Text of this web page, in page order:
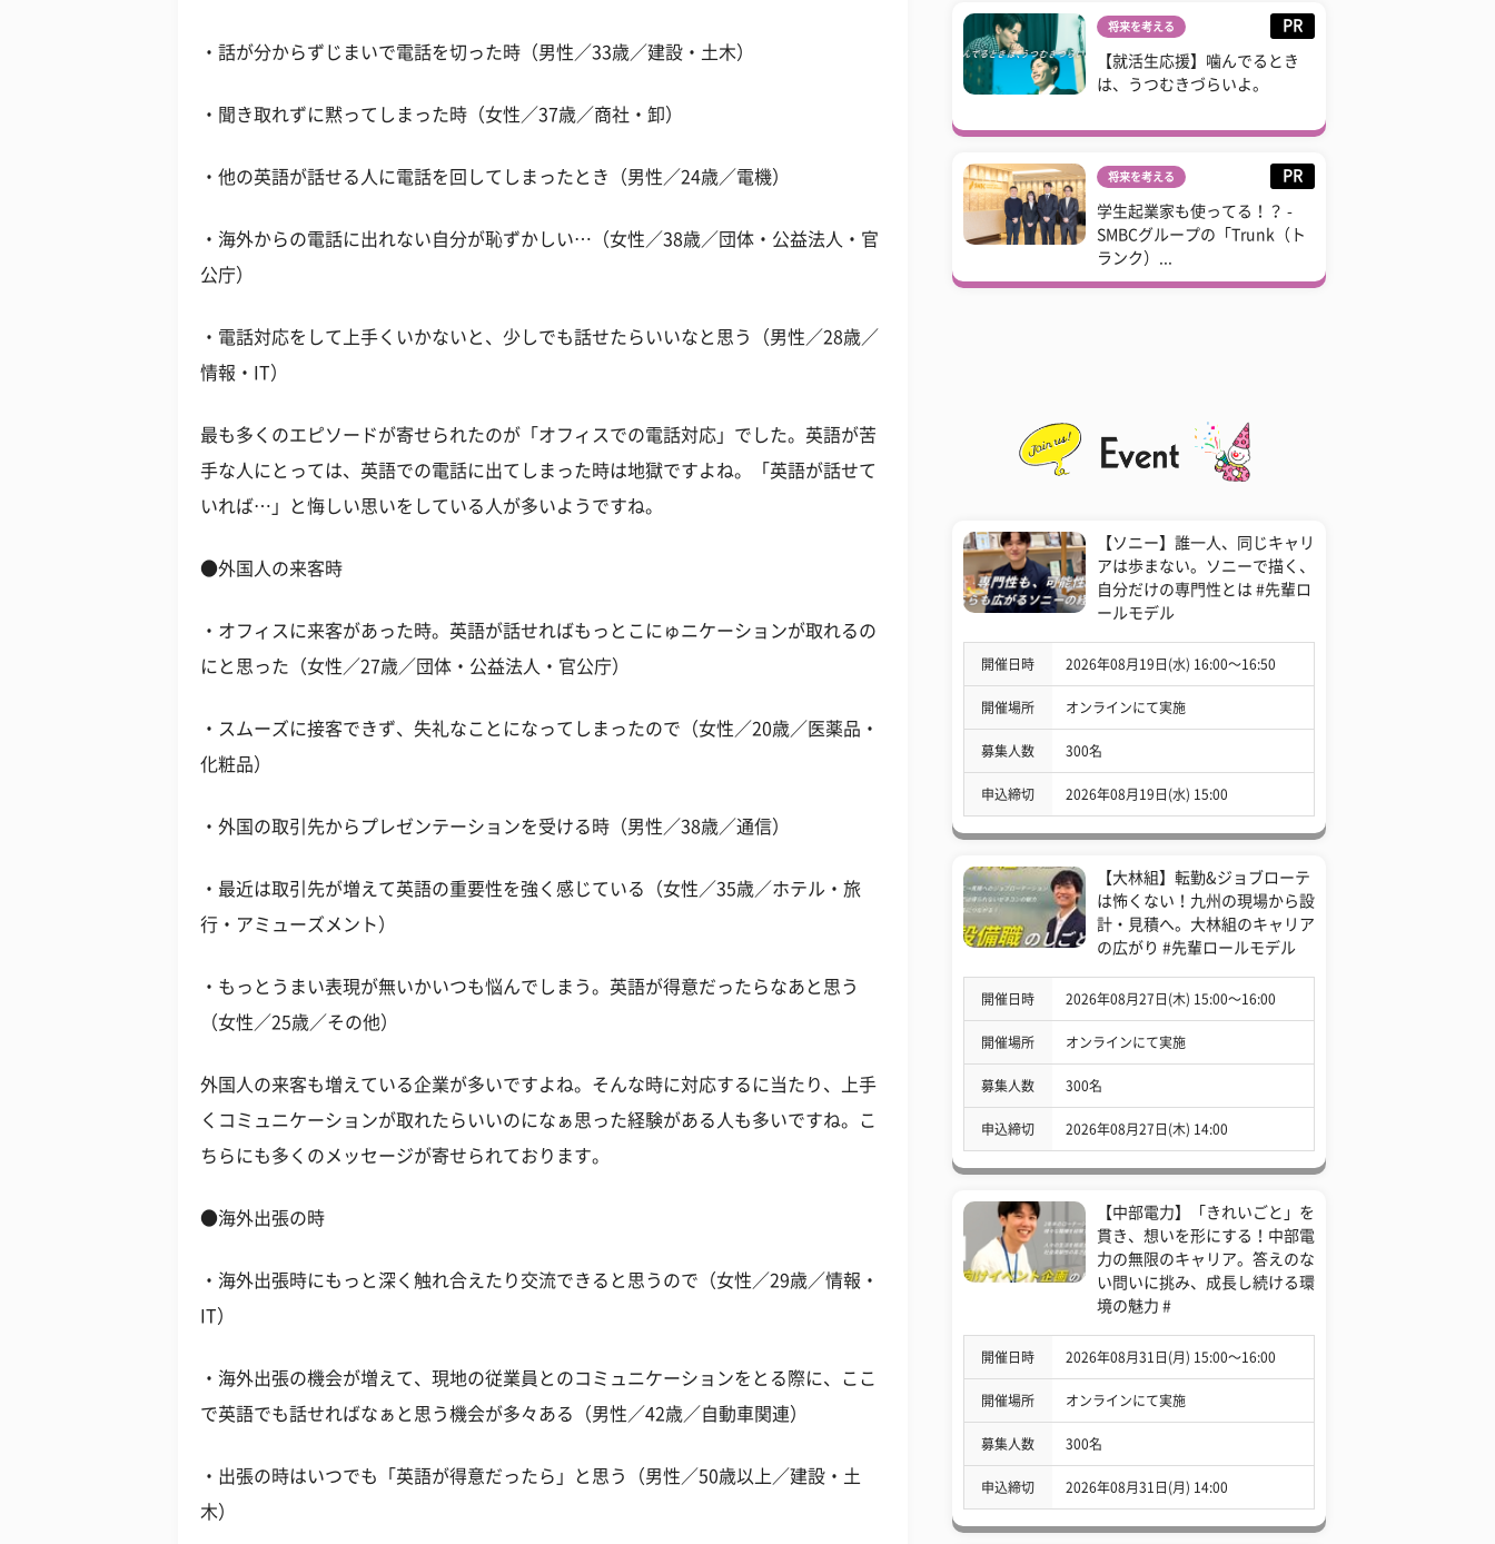
・話が分からずじまいで電話を切った時（男性／33歳／建設・土木）
・聞き取れずに黙ってしまった時（女性／37歳／商社・卸）
・他の英語が話せる人に電話を回してしまったとき（男性／24歳／電機）
・海外からの電話に出れない自分が恥ずかしい…（女性／38歳／団体・公益法人・官
公庁）
・電話対応をして上手くいかないと、少しでも話せたらいいなと思う（男性／28歳／
情報・IT）
最も多くのエピソードが寄せられたのが「オフィスでの電話対応」でした。英語が苦
手な人にとっては、英語での電話に出てしまった時は地獄ですよね。「英語が話せて
いれば…」と悔しい思いをしている人が多いようですね。
●外国人の来客時
・オフィスに来客があった時。英語が話せればもっとこにゅニケーションが取れるの
にと思った（女性／27歳／団体・公益法人・官公庁）
・スムーズに接客できず、失礼なことになってしまったので（女性／20歳／医薬品・
化粧品）
・外国の取引先からプレゼンテーションを受ける時（男性／38歳／通信）
・最近は取引先が増えて英語の重要性を強く感じている（女性／35歳／ホテル・旅
行・アミューズメント）
・もっとうまい表現が無いかいつも悩んでしまう。英語が得意だったらなあと思う
（女性／25歳／その他）
外国人の来客も増えている企業が多いですよね。そんな時に対応するに当たり、上手
くコミュニケーションが取れたらいいのになぁ思った経験がある人も多いですね。こ
ちらにも多くのメッセージが寄せられております。
●海外出張の時
・海外出張時にもっと深く触れ合えたり交流できると思うので（女性／29歳／情報・
IT）
・海外出張の機会が増えて、現地の従業員とのコミュニケーションをとる際に、ここ
で英語でも話せればなぁと思う機会が多々ある（男性／42歳／自動車関連）
・出張の時はいつでも「英語が得意だったら」と思う（男性／50歳以上／建設・土
木）
将来を考える PR
【就活生応援】噛んでるとき
は、うつむきづらいよ。
将来を考える PR
学生起業家も使ってる！？ -
SMBCグループの「Trunk（ト
ランク）...
【ソニー】誰一人、同じキャリ
アは歩まない。ソニーで描く、
自分だけの専門性とは #先輩ロ
ールモデル
開催日時 2026年08月19日(水) 16:00〜16:50
開催場所 オンラインにて実施
募集人数 300名
申込締切 2026年08月19日(水) 15:00
【大林組】転勤&ジョブローテ
は怖くない！九州の現場から設
計・見積へ。大林組のキャリア
の広がり #先輩ロールモデル
開催日時 2026年08月27日(木) 15:00〜16:00
開催場所 オンラインにて実施
募集人数 300名
申込締切 2026年08月27日(木) 14:00
【中部電力】「きれいごと」を
貫き、想いを形にする！中部電
力の無限のキャリア。答えのな
い問いに挑み、成長し続ける環
境の魅力 #
開催日時 2026年08月31日(月) 15:00〜16:00
開催場所 オンラインにて実施
募集人数 300名
申込締切 2026年08月31日(月) 14:00